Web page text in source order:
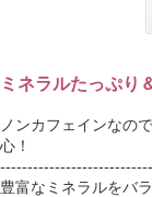
ミネラルたっぷり
ノンカフェインなの
心！
豊富なミネラルをバ